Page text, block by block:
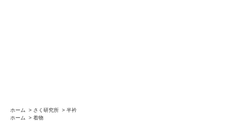
ホーム > さく研究所 > 半衿
ホーム
> 着物